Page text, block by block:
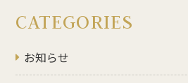
CATEGORIES
お知らせ